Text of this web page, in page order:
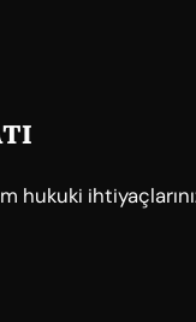
hukuki